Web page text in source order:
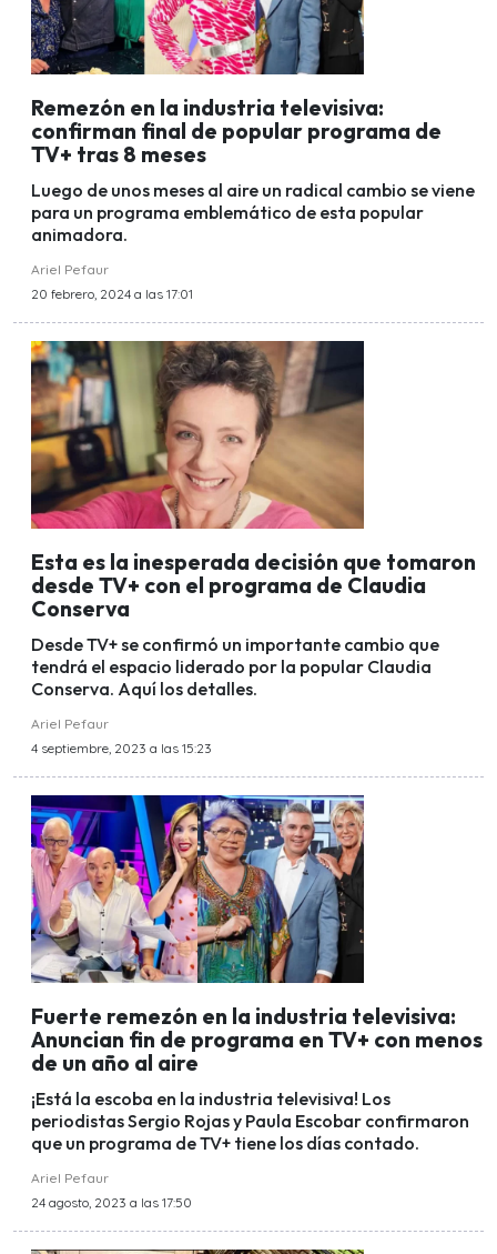
Remezón en la industria televisiva:
confirman final de popular programa de
TV+ tras 8 meses
Luego de unos meses al aire un radical cambio se viene
para un programa emblemático de esta popular
animadora.
Ariel Pefaur
20 febrero, 2024 a las 17:01
Esta es la inesperada decisión que tomaron
desde TV+ con el programa de Claudia
Conserva
Desde TV+ se confirmó un importante cambio que
tendrá el espacio liderado por la popular Claudia
Conserva. Aquí los detalles.
Ariel Pefaur
4 septiembre, 2023 a las 15:23
Fuerte remezón en la industria televisiva:
Anuncian fin de programa en TV+ con menos
de un año al aire
¡Está la escoba en la industria televisiva! Los
periodistas Sergio Rojas y Paula Escobar confirmaron
que un programa de TV+ tiene los días contado.
Ariel Pefaur
24 agosto, 2023 a las 17:50